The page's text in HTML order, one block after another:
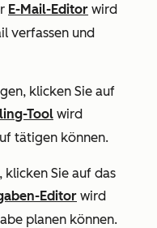
E-Mail-Editor wird
verfassen und
klicken Sie auf
Tool wird
tätigen können.
klicken Sie auf das
Editor wird
planen können.